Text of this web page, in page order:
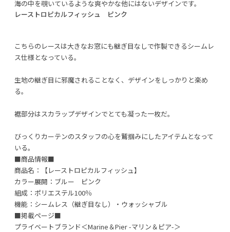
海の中を覗いているような爽やかな他にはないデザインです。
レーストロピカルフィッシュ ピンク
こちらのレースは大きなお窓にも継ぎ目なしで作製できるシームレ
ス仕様となっている。
生地の継ぎ目に邪魔されることなく、デザインをしっかりと楽め
る。
裾部分はスカラップデザインでとても凝った一枚だ。
びっくりカーテンのスタッフの心を鷲掴みにしたアイテムとなって
いる。
■商品情報■
商品名：【レーストロピカルフィッシュ】
カラー展開：ブルー ピンク
組成：ポリエステル100％
機能：シームレス（継ぎ目なし）・ウォッシャブル
■掲載ページ■
プライベートブランド＜Marine＆Pier -マリン＆ピア-＞